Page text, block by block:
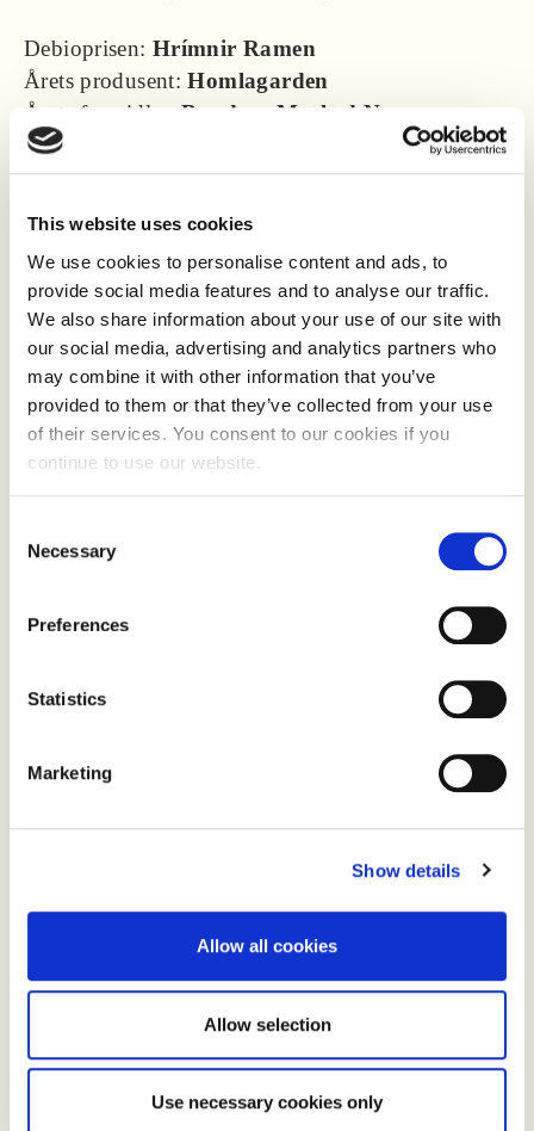
This website uses cookies
We use cookies to personalise content and ads, to
provide social media features and to analyse our traffic.
We also share information about your use of our site with
our social media, advertising and analytics partners who
may combine it with other information that you’ve
provided to them or that they’ve collected from your use
of their services. You consent to our cookies if you
continue to use our website.
Selection
Necessary
Preferences
Statistics
Marketing
Show details
Allow all cookies
Allow selection
Use necessary cookies only
Debioprisen: Hrímnir Ramen
Årets produsent:Homlagarden
Årets formidler:Bondens Marked Norge
Barne- og ungdomsprisen:
Steinerbarnehageforbundet
Kokkeprisen:Mette Beate Evensen
Utfordrerprisen:
Under prisutdelingen ble også KokkeKarlas
Stipend delt ut. Mottakeren varAstrid Regine
Nässlander.